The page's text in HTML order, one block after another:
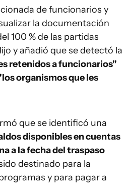
de funcionarios y
la documentación
100 % de las partidas
y añadió que se detectó la
retenidos a funcionarios"
organismos que les
que se identificó una
disponibles en cuentas
a la fecha del traspaso
destinado para la
y para pagar a